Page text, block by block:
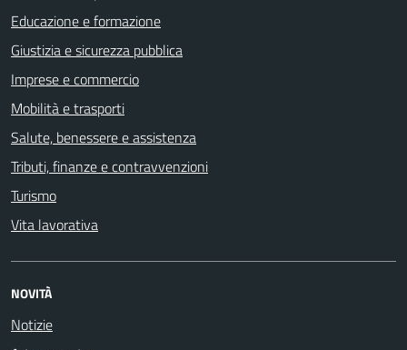
Educazione e formazione
Giustizia e sicurezza pubblica
Imprese e commercio
Mobilità e trasporti
Salute, benessere e assistenza
Tributi, finanze e contravvenzioni
Turismo
Vita lavorativa
NOVITÀ
Notizie